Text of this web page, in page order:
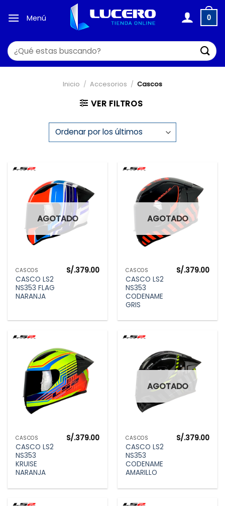
Menú 0
Buscar
por:
Inicio / Accesorios / Cascos
VER FILTROS
AGOTADO
CASCOS
CASCO LS2
NS353 FLAG
NARANJA
S/.379.00
AGOTADO
CASCOS
CASCO LS2
NS353
CODENAME
GRIS
S/.379.00
CASCOS
CASCO LS2
NS353
KRUISE
NARANJA
S/.379.00
AGOTADO
CASCOS
CASCO LS2
NS353
CODENAME
AMARILLO
S/.379.00